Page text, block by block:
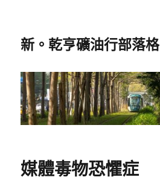
新。乾亨礦油行部落格
媒體毒物恐懼症